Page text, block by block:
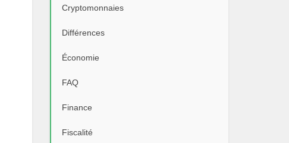
Cryptomonnaies
Différences
Économie
FAQ
Finance
Fiscalité